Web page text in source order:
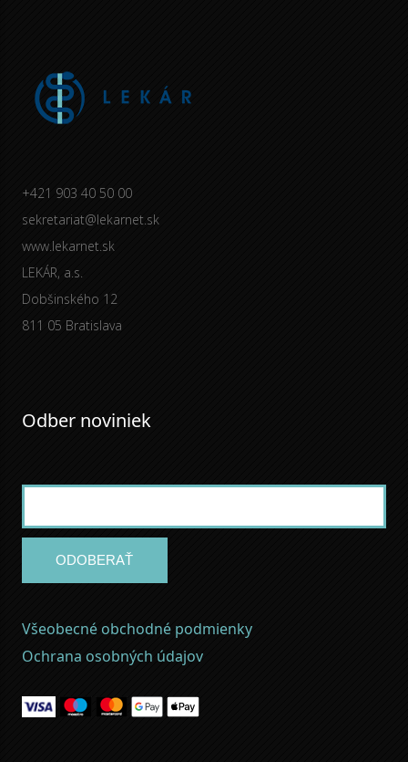
+421 903 40 50 00
sekretariat@lekarnet.sk
www.lekarnet.sk
LEKÁR, a.s.
Dobšinského 12
811 05 Bratislava
Odber noviniek
ODOBERAŤ
Všeobecné obchodné podmienky
Ochrana osobných údajov